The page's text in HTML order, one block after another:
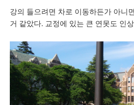
강의 들으려면 차로 이동하든가 아니
거 같았다. 교정에 있는 큰 연못도 인